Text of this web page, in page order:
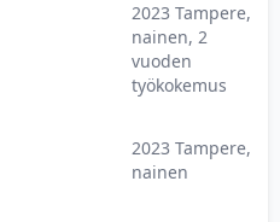
2023 Tampere,
nainen, 2
vuoden
työkokemus
2023 Tampere,
nainen